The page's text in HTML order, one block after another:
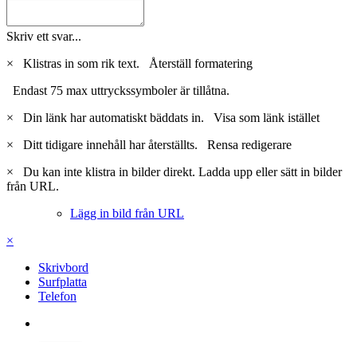
Skriv ett svar...
×
Klistras in som rik text. Återställ formatering
Endast 75 max uttryckssymboler är tillåtna.
×
Din länk har automatiskt bäddats in. Visa som länk istället
×
Ditt tidigare innehåll har återställts. Rensa redigerare
×
Du kan inte klistra in bilder direkt. Ladda upp eller sätt in bilder
från URL.
Lägg in bild från URL
×
Skrivbord
Surfplatta
Telefon